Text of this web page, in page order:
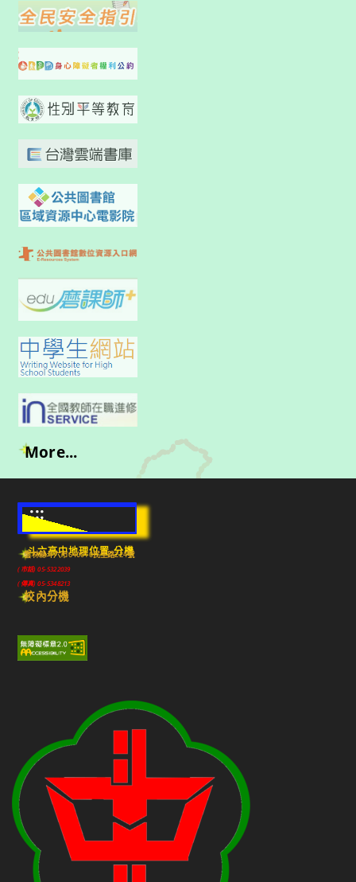
More...
:::
斗六高中地理位置-分機
雲林縣斗六市640010民生路224號
(市話) 05-5322039
(傳真) 05-5348213
校內分機